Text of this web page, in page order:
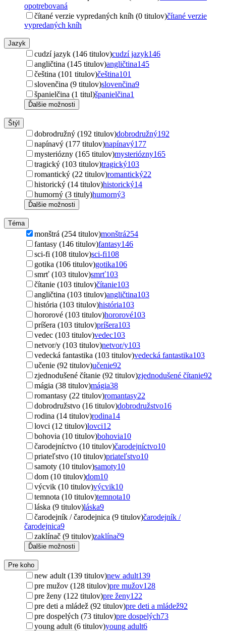
opotrebovaná
čítané verzie vypredaných kníh (0 titulov)čítané verzie
vypredaných kníh
Jazyk
cudzí jazyk (146 titulov)cudzí jazyk146
angličtina (145 titulov)angličtina145
čeština (101 titulov)čeština101
slovenčina (9 titulov)slovenčina9
španielčina (1 titul)španielčina1
Ďalšie možnosti
Štýl
dobrodružný (192 titulov)dobrodružný192
napínavý (177 titulov)napínavý177
mysteriózny (165 titulov)mysteriózny165
tragický (103 titulov)tragický103
romantický (22 titulov)romantický22
historický (14 titulov)historický14
humorný (3 tituly)humorný3
Ďalšie možnosti
Téma
monštrá (254 titulov)monštrá254
fantasy (146 titulov)fantasy146
sci-fi (108 titulov)sci-fi108
gotika (106 titulov)gotika106
smrť (103 titulov)smrť103
čítanie (103 titulov)čítanie103
angličtina (103 titulov)angličtina103
história (103 titulov)história103
hororové (103 titulov)hororové103
príšera (103 titulov)príšera103
vedec (103 titulov)vedec103
netvor/y (103 titulov)netvor/y103
vedecká fantastika (103 titulov)vedecká fantastika103
učenie (92 titulov)učenie92
zjednodušené čítanie (92 titulov)zjednodušené čítanie92
mágia (38 titulov)mágia38
romantasy (22 titulov)romantasy22
dobrodružstvo (16 titulov)dobrodružstvo16
rodina (14 titulov)rodina14
lovci (12 titulov)lovci12
bohovia (10 titulov)bohovia10
čarodejníctvo (10 titulov)čarodejníctvo10
priateľstvo (10 titulov)priateľstvo10
samoty (10 titulov)samoty10
dom (10 titulov)dom10
výcvik (10 titulov)výcvik10
temnota (10 titulov)temnota10
láska (9 titulov)láska9
čarodejník / čarodejnica (9 titulov)čarodejník /
čarodejnica9
zaklínač (9 titulov)zaklínač9
Ďalšie možnosti
Pre koho
new adult (139 titulov)new adult139
pre mužov (128 titulov)pre mužov128
pre ženy (122 titulov)pre ženy122
pre deti a mládež (92 titulov)pre deti a mládež92
pre dospelých (73 titulov)pre dospelých73
young adult (6 titulov)young adult6